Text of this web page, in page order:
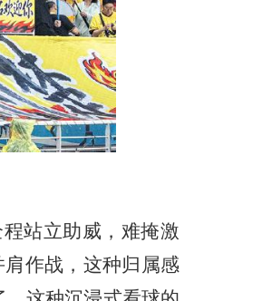
站立助威，难掩激
作战，这种归属感